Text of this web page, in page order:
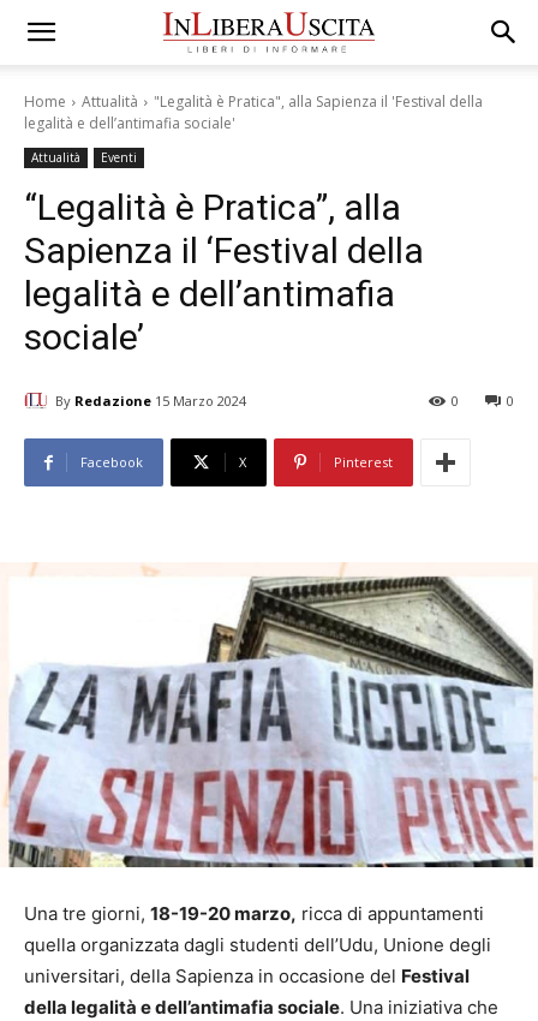
Home Attualità
"Legalità è Pratica", alla Sapienza il 'Festival della
legalità e dell’antimafia sociale'
Attualità Eventi
“Legalità è Pratica”, alla
Sapienza il ‘Festival della
legalità e dell’antimafia
sociale’
By Redazione 15 Marzo 2024 0
0
Facebook X Pinterest
Una tre giorni, 18-19-20 marzo, ricca di appuntamenti
quella organizzata dagli studenti dell’Udu, Unione degli
universitari, della Sapienza in occasione del Festival
della legalità e dell’antimafia sociale. Una iniziativa che